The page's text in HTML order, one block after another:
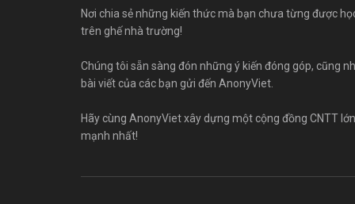
Nơi chia sẻ những kiến thức mà bạn chưa từng được
trên ghế nhà trường!
Chúng tôi sẵn sàng đón những ý kiến đóng góp, cũng
bài viết của các bạn gửi đến AnonyViet.
Hãy cùng AnonyViet xây dựng một cộng đồng CNTT lớn
mạnh nhất!